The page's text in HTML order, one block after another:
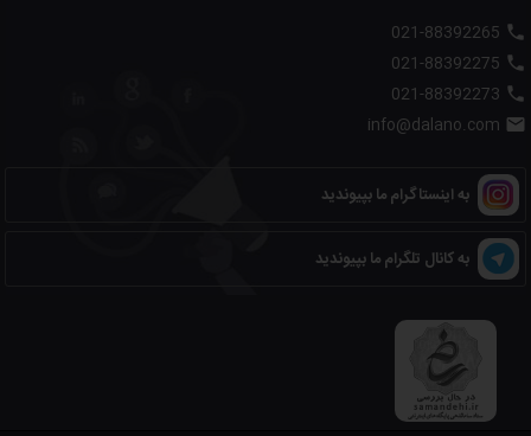




به اینستاگرام ما بپیوندید
به کانال تلگرام ما بپیوندید